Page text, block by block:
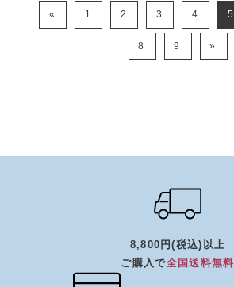
« 1 2 3 4 5
8 9 »
8,800円(税込)以上
ご購入で全国送料無料